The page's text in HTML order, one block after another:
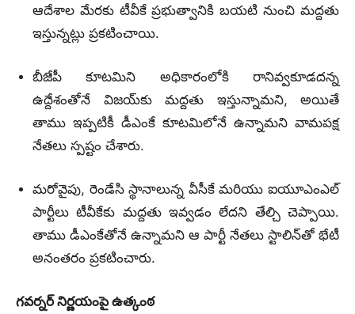
ఆదేశాల మేరకు టీవీకే ప్రభుత్వానికి బయటి నుంచి మద్దతు
ఇస్తున్నట్లు ప్రకటించాయి.
బీజేపీ కూటమిని అధికారంలోకి రానివ్వకూడదన్న
ఉద్దేశంతోనే విజయ్‌కు మద్దతు ఇస్తున్నామని, అయితే
తాము ఇప్పటికీ డీఎంకే కూటమిలోనే ఉన్నామని వామపక్ష
నేతలు స్పష్టం చేశారు.
మరోవైపు, రెండేసి స్థానాలున్న వీసీకే మరియు ఐయూఎంఎల్‌
పార్టీలు టీవీకేకు మద్దతు ఇవ్వడం లేదని తేల్చి చెప్పాయి.
తాము డీఎంకేతోనే ఉన్నామని ఆ పార్టీ నేతలు స్టాలిన్‌తో భేటీ
అనంతరం ప్రకటించారు.
గవర్నర్ నిర్ణయంపై ఉత్కంఠ